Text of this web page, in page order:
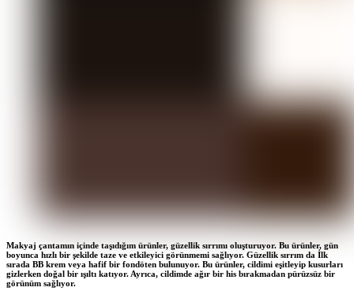
Makyaj çantamın içinde taşıdığım ürünler, güzellik sırrımı oluşturuyor. Bu ürünler, gün
boyunca hızlı bir şekilde taze ve etkileyici görünmemi sağlıyor. Güzellik sırrım da İlk
sırada BB krem veya hafif bir fondöten bulunuyor. Bu ürünler, cildimi eşitleyip kusurları
gizlerken doğal bir ışıltı katıyor. Ayrıca, cildimde ağır bir his bırakmadan pürüzsüz bir
görünüm sağlıyor.